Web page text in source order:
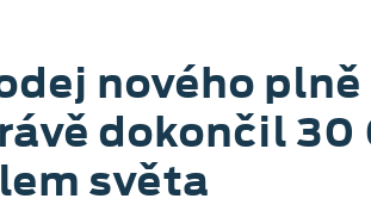
nového
dokončil
světa